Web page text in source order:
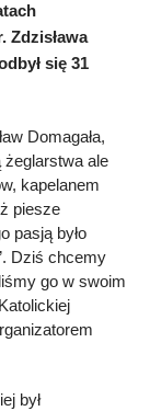
Zdzisława
się 31
Domagała,
żeglarstwa ale
kapelanem
piesze
pasją było
Dziś chcemy
go w swoim
był